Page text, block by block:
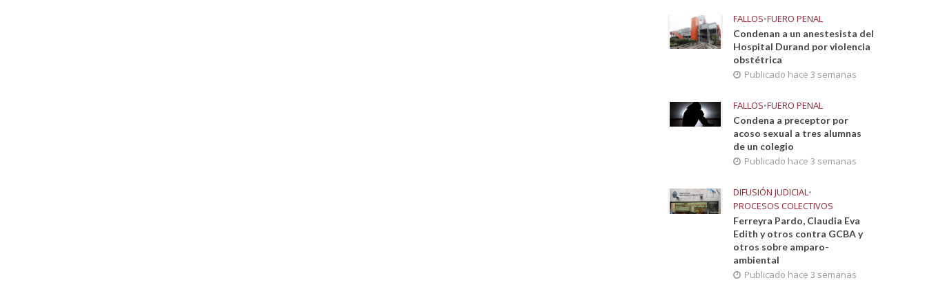
FALLOS•FUERO PENAL
Condenan a un anestesista del
Hospital Durand por violencia
obstétrica
Publicado hace 3 semanas
FALLOS•FUERO PENAL
Condena a preceptor por
acoso sexual a tres alumnas
de un colegio
Publicado hace 3 semanas
DIFUSIÓN JUDICIAL•
PROCESOS COLECTIVOS
Ferreyra Pardo, Claudia Eva
Edith y otros contra GCBA y
otros sobre amparo-
ambiental
Publicado hace 3 semanas